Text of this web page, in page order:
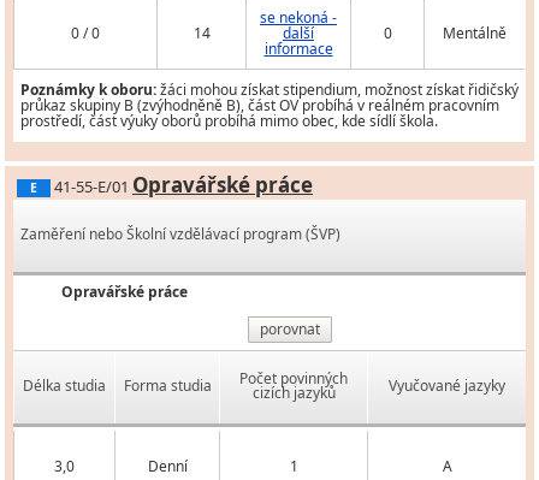
0 / 0 14
se nekoná -
další
informace
0 Mentálně
Poznámky k oboru:žáci mohou získat stipendium, možnost získat řidičský
průkaz skupiny B (zvýhodněně B), část OV probíhá v reálném pracovním
prostředí, část výuky oborů probíhá mimo obec, kde sídlí škola.
E 41-55-E/01 Opravářské práce
Zaměření nebo Školní vzdělávací program (ŠVP)
Opravářské práce
porovnat
Délka studia Forma studia Počet povinných
cizích jazyků Vyučované jazyky
3,0 Denní 1 A